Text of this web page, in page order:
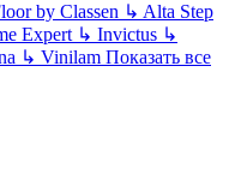
by Classen ↳ Alta Step
Expert ↳ Invictus ↳
↳ Vinilam Показать все